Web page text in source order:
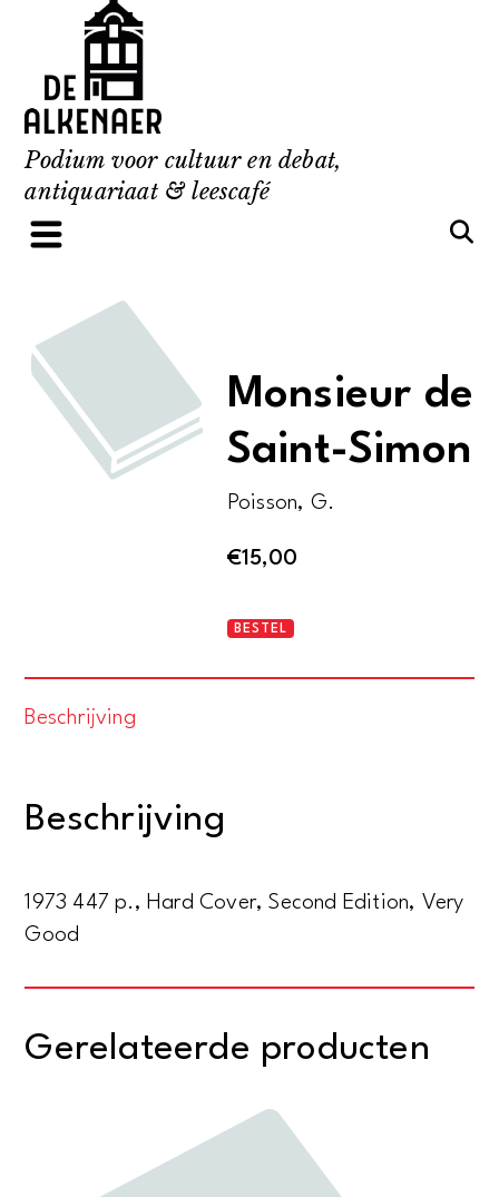
content
Podium voor cultuur en debat,
antiquariaat & leescafé
Monsieur de
Saint-Simon
Poisson, G.
€15,00
Monsieur
BESTEL
Beschrijving
Beschrijving
1973 447 p., Hard Cover, Second Edition, Very
Good
Gerelateerde producten